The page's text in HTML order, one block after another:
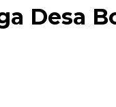
Desa